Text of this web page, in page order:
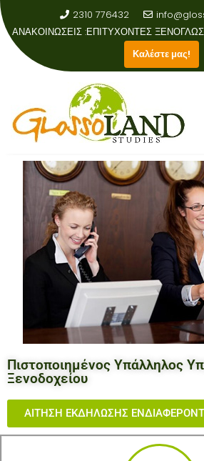
2310 776432
ΑΝΑΚΟΙΝΩΣΕΙΣ :ΕΠΙΤΥΧΟΝΤΕΣ
Καλέστε μας!
Πιστοποιημένος Υπάλληλος
Ξενοδοχείου
ΑΙΤΗΣΗ ΕΚΔΗΛΩΣΗΣ